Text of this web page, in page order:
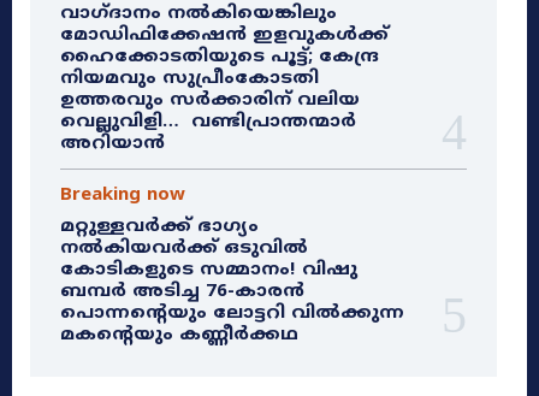
വാഗ്ദാനം നൽകിയെങ്കിലും
മോഡിഫിക്കേഷൻ ഇളവുകൾക്ക്
ഹൈക്കോടതിയുടെ പൂട്ട്; കേന്ദ്ര
നിയമവും സുപ്രീംകോടതി
ഉത്തരവും സർക്കാരിന് വലിയ
വെല്ലുവിളി… വണ്ടിപ്രാന്തന്മാർ
അറിയാൻ
Breaking now
മറ്റുള്ളവർക്ക് ഭാഗ്യം
നൽകിയവർക്ക് ഒടുവിൽ
കോടികളുടെ സമ്മാനം! വിഷു
ബമ്പർ അടിച്ച 76-കാരൻ
പൊന്നന്റെയും ലോട്ടറി വിൽക്കുന്ന
മകന്റെയും കണ്ണീർക്കഥ